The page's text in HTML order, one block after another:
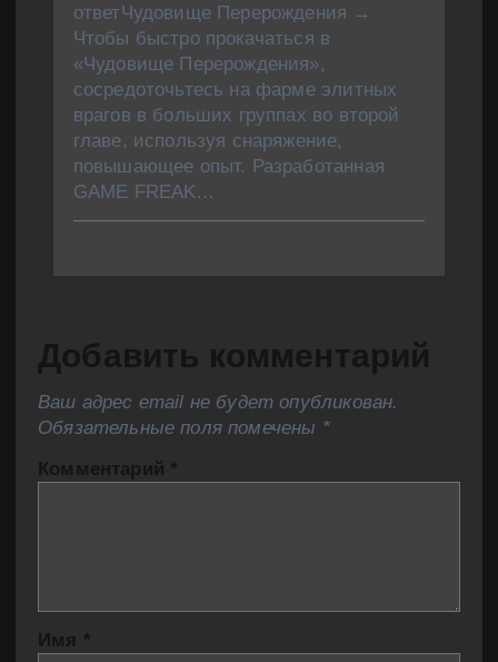
ответЧудовище Перерождения →
Чтобы быстро прокачаться в
«Чудовище Перерождения»,
сосредоточьтесь на фарме элитных
врагов в больших группах во второй
главе, используя снаряжение,
повышающее опыт. Разработанная
GAME FREAK…
Добавить комментарий
Ваш адрес email не будет опубликован.
Обязательные поля помечены *
Комментарий *
Имя *